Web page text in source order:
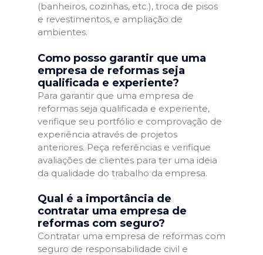
(banheiros, cozinhas, etc.), troca de pisos
e revestimentos, e ampliação de
ambientes.
Como posso garantir que uma
empresa de reformas seja
qualificada e experiente?
Para garantir que uma empresa de
reformas seja qualificada e experiente,
verifique seu portfólio e comprovação de
experiência através de projetos
anteriores. Peça referências e verifique
avaliações de clientes para ter uma ideia
da qualidade do trabalho da empresa.
Qual é a importância de
contratar uma empresa de
reformas com seguro?
Contratar uma empresa de reformas com
seguro de responsabilidade civil e